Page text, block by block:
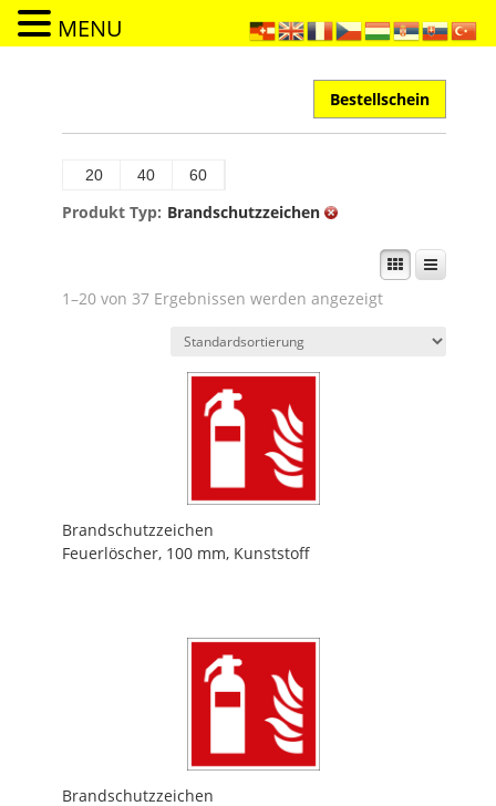
Bestellschein
20 40 60
Produkt Typ: Brandschutzzeichen
1–20 von 37 Ergebnissen werden angezeigt
Brandschutzzeichen
Feuerlöscher, 100 mm, Kunststoff
Brandschutzzeichen
MENU